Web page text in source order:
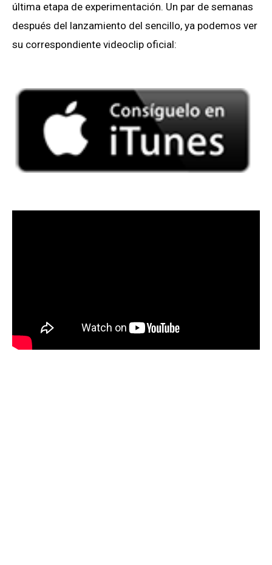
última etapa de experimentación. Un par de semanas
después del lanzamiento del sencillo, ya podemos ver
su correspondiente videoclip oficial: